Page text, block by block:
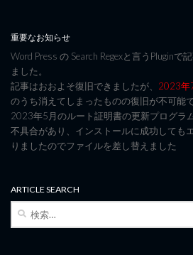
重要なお知らせ
Word Press の Search Regexと言うPluginで
ました。
記事はおおよそ復旧できましたが、 2023年
のうち消えてしまったものの復旧が不可能
2023年5月のルート証明書の更新プログラ
不具合があり、インストールに成功しても
りましたのでファイルを差し替えました
ARTICLE SEARCH
検